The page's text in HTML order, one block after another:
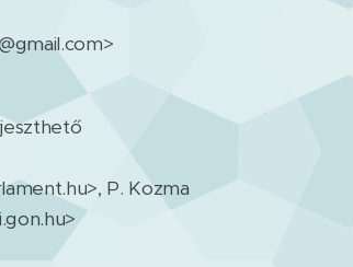
P. Kozma